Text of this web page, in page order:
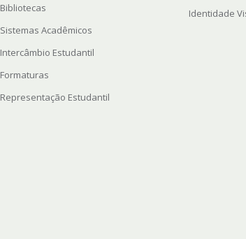
Bibliotecas
Sistemas Acadêmicos
Intercâmbio Estudantil
Formaturas
Representação Estudantil
Identidade